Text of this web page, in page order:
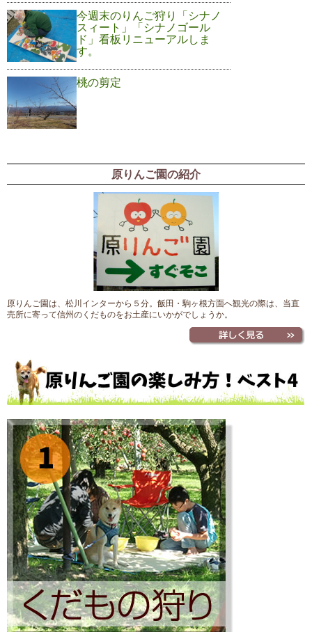
今週末のりんご狩り「シナノ
スィート」「シナノゴール
ド」看板リニューアルしま
す。
桃の剪定
原りんご園の紹介
原りんご園は、松川インターから５分。飯田・駒ヶ根方面へ観光の際は、当直
売所に寄って信州のくだものをお土産にいかがでしょうか。